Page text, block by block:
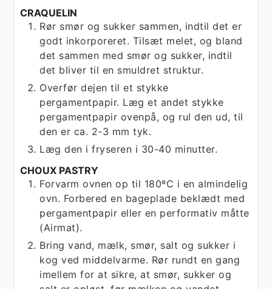
CRAQUELIN
Rør smør og sukker sammen, indtil det er
godt inkorporeret. Tilsæt melet, og bland
det sammen med smør og sukker, indtil
det bliver til en smuldret struktur.
Overfør dejen til et stykke
pergamentpapir. Læg et andet stykke
pergamentpapir ovenpå, og rul den ud, til
den er ca. 2-3 mm tyk.
Læg den i fryseren i 30-40 minutter.
CHOUX PASTRY
Forvarm ovnen op til 180ºC i en almindelig
ovn. Forbered en bageplade beklædt med
pergamentpapir eller en performativ måtte
(Airmat).
Bring vand, mælk, smør, salt og sukker i
kog ved middelvarme. Rør rundt en gang
imellem for at sikre, at smør, sukker og